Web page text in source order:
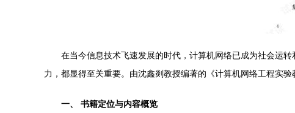
在当今信息技术飞速发展的时代，计算机网络已成为社会运
力，都显得至关重要。由沈鑫剡教授编著的《计算机网络工程实
一、 书籍定位与内容概览